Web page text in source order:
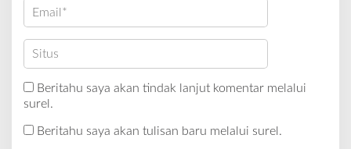
Beritahu saya akan tindak lanjut komentar melalui
surel.
Beritahu saya akan tulisan baru melalui surel.